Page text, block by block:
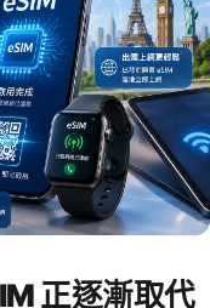
正逐漸取代